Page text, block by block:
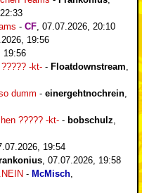
- CF 07.07.2026, 20:10
19:56
19:56
-kt- - Floatdownstream
dumm - einergehtnochrein
????? -kt- - bobschulz
19:54
07.07.2026, 19:58
- McMisch